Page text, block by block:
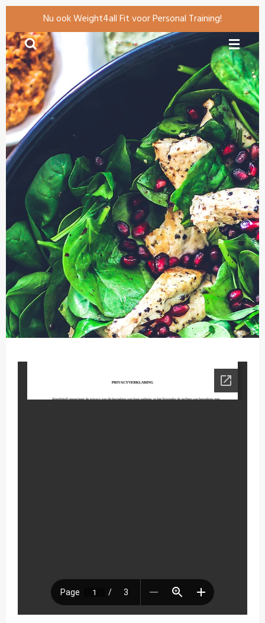
direct
naar
de
hoofdinhoud
Nu ook Weight4all Fit voor Personal Training!